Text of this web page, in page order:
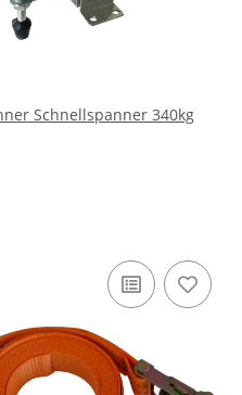
Schnellspanner 340kg